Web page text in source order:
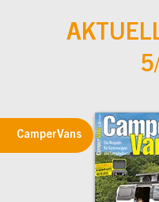
CamperVans